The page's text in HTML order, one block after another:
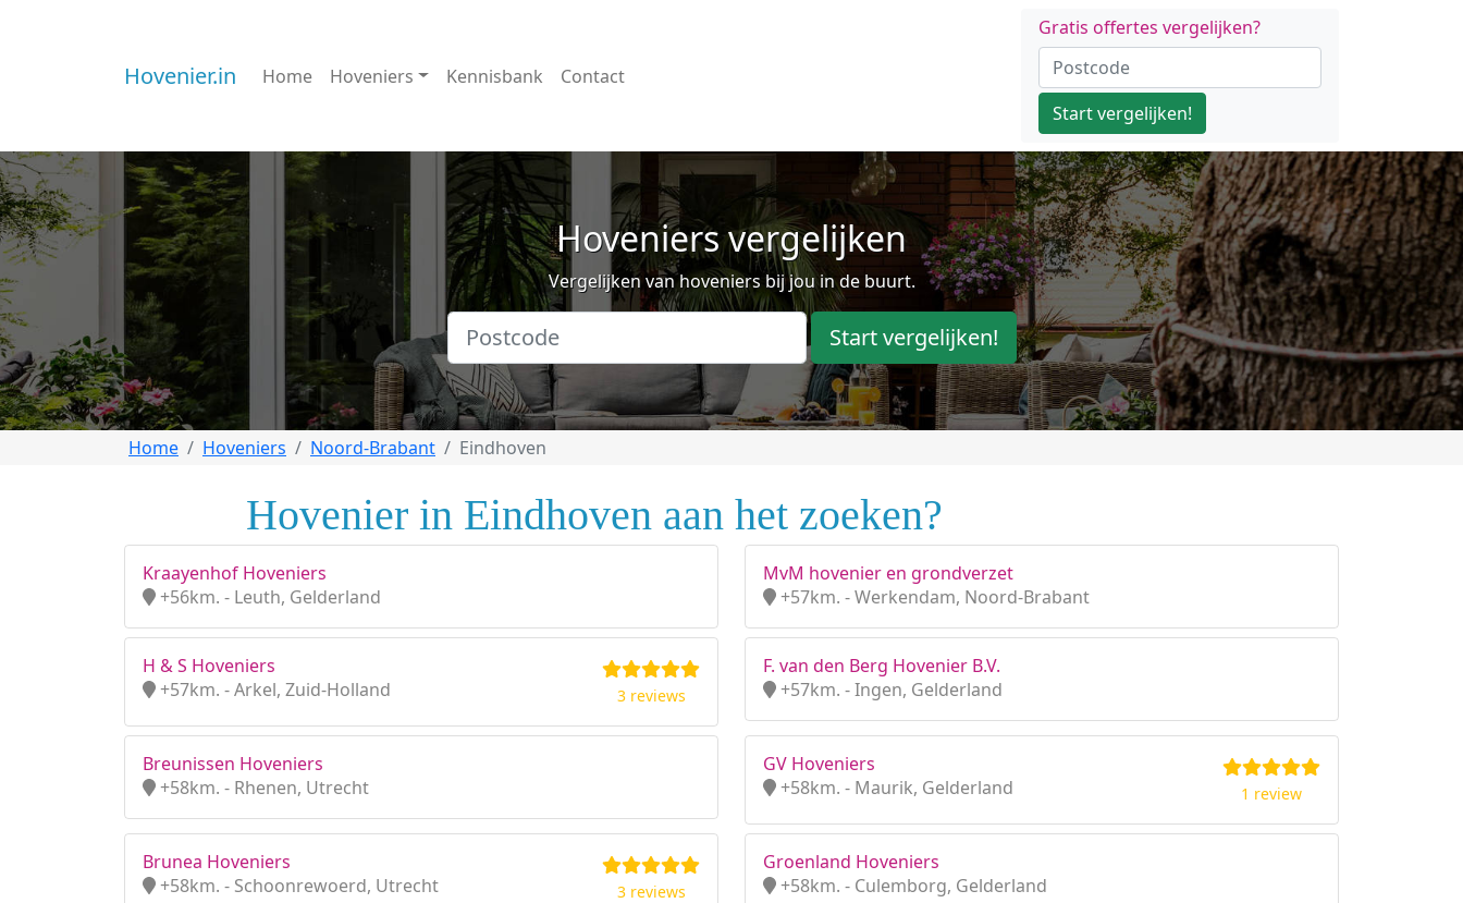
Hovenier.in Home Hoveniers Kennisbank Contact
Gratis offertes vergelijken?
Start vergelijken!
Hoveniers vergelijken
Vergelijken van hoveniers bij jou in de buurt.
Start vergelijken!
Home Hoveniers Noord-Brabant Eindhoven
Hovenier in Eindhoven aan het zoeken?
Kraayenhof Hoveniers
+56km. - Leuth, Gelderland
MvM hovenier en grondverzet
+57km. - Werkendam, Noord-Brabant
H & S Hoveniers
+57km. - Arkel, Zuid-Holland
3 reviews
F. van den Berg Hovenier B.V.
+57km. - Ingen, Gelderland
Breunissen Hoveniers
+58km. - Rhenen, Utrecht
GV Hoveniers
+58km. - Maurik, Gelderland
1 review
Brunea Hoveniers
+58km. - Schoonrewoerd, Utrecht
3 reviews
Groenland Hoveniers
+58km. - Culemborg, Gelderland